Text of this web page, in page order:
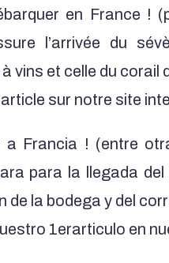
en France !
l’arrivée du
vins et celle du corail
sur notre site
a Francia ! (entre
para la llegada
la bodega y del
1erarticulo en